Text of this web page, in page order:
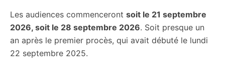
Les audiences commenceront soit le 21 septembre
2026, soit le 28 septembre 2026. Soit presque un
an après le premier procès, qui avait débuté le lundi
22 septembre 2025.